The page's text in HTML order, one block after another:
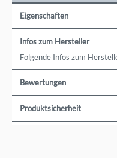
Eigenschaften
Infos zum Hersteller
Folgende Infos zum
Bewertungen
Produktsicherheit